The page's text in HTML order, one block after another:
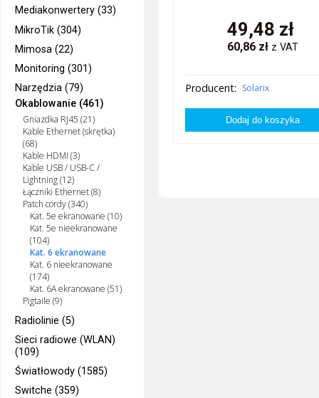
Mediakonwertery (33)
MikroTik (304)
Mimosa (22)
Monitoring (301)
Narzędzia (79)
Okablowanie (461)
Gniazdka RJ45 (21)
Kable Ethernet (skrętka)
(68)
Kable HDMI (3)
Kable USB / USB-C /
Lightning (12)
Łączniki Ethernet (8)
Patch cordy (340)
Kat. 5e ekranowane (10)
Kat. 5e nieekranowane
(104)
Kat. 6 ekranowane
Kat. 6 nieekranowane
(174)
Kat. 6A ekranowane (51)
Pigtaile (9)
Radiolinie (5)
Sieci radiowe (WLAN)
(109)
Światłowody (1585)
Switche (359)
49,48 zł
60,86 zł z VAT
Producent: Solarix